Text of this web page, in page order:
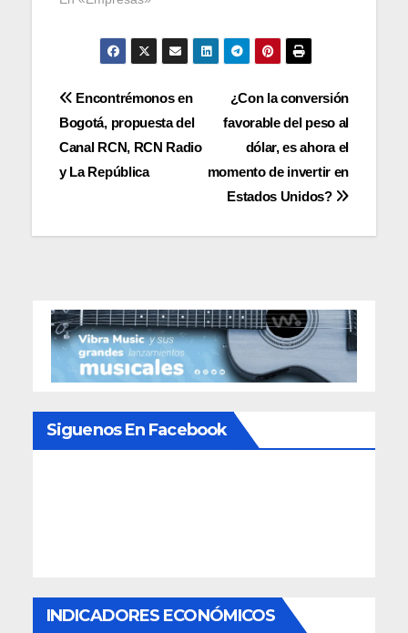
Navegación
de
entradas
¿Con la conversión
favorable del peso al
dólar, es ahora el
momento de invertir en
Estados Unidos?
Encontrémonos en
Bogotá, propuesta del
Canal RCN, RCN Radio
y La República
Siguenos En Facebook
INDICADORES ECONÓMICOS